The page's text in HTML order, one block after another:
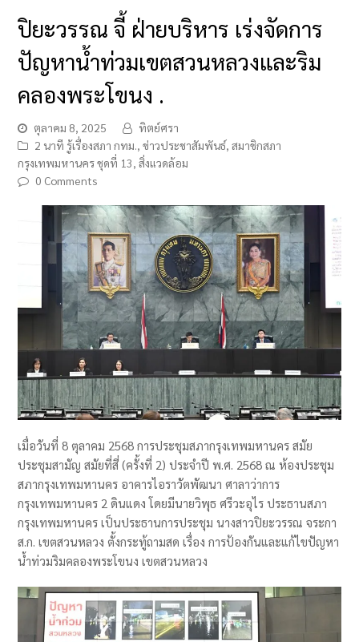
ปิยะวรรณ จี้ ฝ่ายบริหาร เร่งจัดการ
ปัญหาน้ำท่วมเขตสวนหลวงและริม
คลองพระโขนง .
ตุลาคม 8, 2025
ทิตย์ศรา
2 นาที รู้เรื่องสภา กทม.
ข่าวประชาสัมพันธ์, สมาชิกสภา
กรุงเทพมหานคร ชุดที่ 13 สิ่งแวดล้อม
0 Comments
เมื่อวันที่ 8 ตุลาคม 2568 การประชุมสภากรุงเทพมหานคร สมัย
ประชุมสามัญ สมัยที่สี่ (ครั้งที่ 2) ประจำปี พ.ศ. 2568 ณ ห้องประชุม
สภากรุงเทพมหานคร อาคารไอราวัตพัฒนา ศาลาว่าการ
กรุงเทพมหานคร 2 ดินแดง โดยมีนายวิพุธ ศรีวะอุไร ประธานสภา
กรุงเทพมหานคร เป็นประธานการประชุม นางสาวปิยะวรรณ จระกา
ส.ก. เขตสวนหลวง ตั้งกระทู้ถามสด เรื่อง การป้องกันและแก้ไขปัญหา
น้ำท่วมริมคลองพระโขนง เขตสวนหลวง